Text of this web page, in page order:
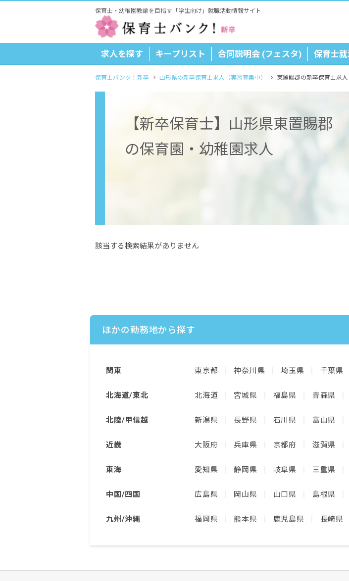
保育士・幼稚園教諭を目指す「学生向け」就職活動情報サイト
求人を探す キープリスト 合同説明会 (フェスタ) 保育士
保育士バンク！新卒 山形県の新卒保育士求人（実習募集中） 東置賜郡の新卒保育士求人
【新卒保育士】山形県東置賜郡
の保育園・幼稚園求人
該当する検索結果がありません
ほかの勤務地から探す
関東 東京都 神奈川県 埼玉県 千葉県
北海道/東北 北海道 宮城県 福島県 青森県
北陸/甲信越 新潟県 長野県 石川県 富山県
近畿 大阪府 兵庫県 京都府 滋賀県
東海 愛知県 静岡県 岐阜県 三重県
中国/四国 広島県 岡山県 山口県 島根県
九州/沖縄 福岡県 熊本県 鹿児島県 長崎県